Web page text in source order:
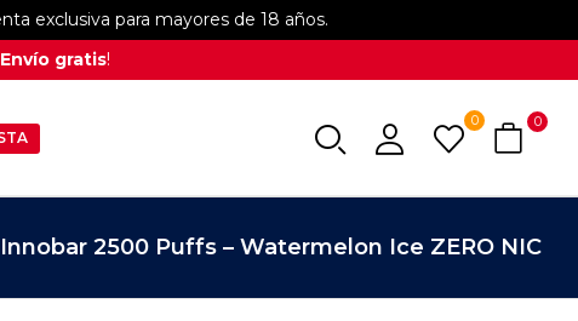
exclusiva para mayores de 18 años.
Envío gratis!
0 0
Innobar 2500 Puffs – Watermelon Ice ZERO NIC